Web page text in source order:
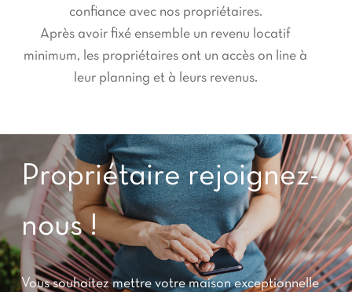
confiance avec nos propriétaires.
Après avoir fixé ensemble un revenu locatif
minimum, les propriétaires ont un accès on line à
leur planning et à leurs revenus.
Propriétaire rejoignez-
nous !
Vous souhaitez mettre votre maison exceptionnelle